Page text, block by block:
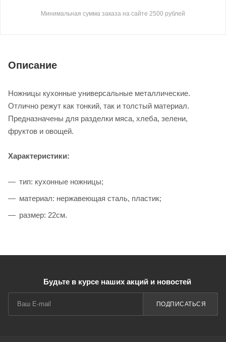
Минимальная сумма заказа на сайте 2500 рублей
Описание
Ножницы кухонные универсальные металлические.
Отлично режут как тонкий, так и толстый материал.
Предназначены для разделки мяса, хлеба, зелени,
фруктов и овощей.
Характеристики:
тип: кухонные ножницы;
материал: нержавеющая сталь, пластик;
размер: 22см.
Будьте в курсе наших акций и новостей
ПОДПИСАТЬСЯ